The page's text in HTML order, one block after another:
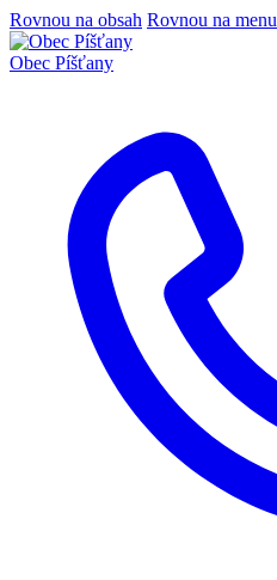
Rovnou na obsah Rovnou na menu
Obec Píšťany